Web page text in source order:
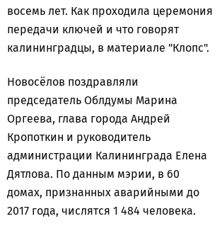
восемь лет. Как проходила церемония
передачи ключей и что говорят
калининградцы, в материале "Клопс".
Новосёлов поздравляли
председатель Облдумы Марина
Оргеева, глава города Андрей
Кропоткин и руководитель
администрации Калининграда Елена
Дятлова. По данным мэрии, в 60
домах, признанных аварийными до
2017 года, числятся 1 484 человека.